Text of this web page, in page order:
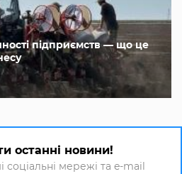
підприємств — що це
останні новини!
соціальні мережі та e-mail